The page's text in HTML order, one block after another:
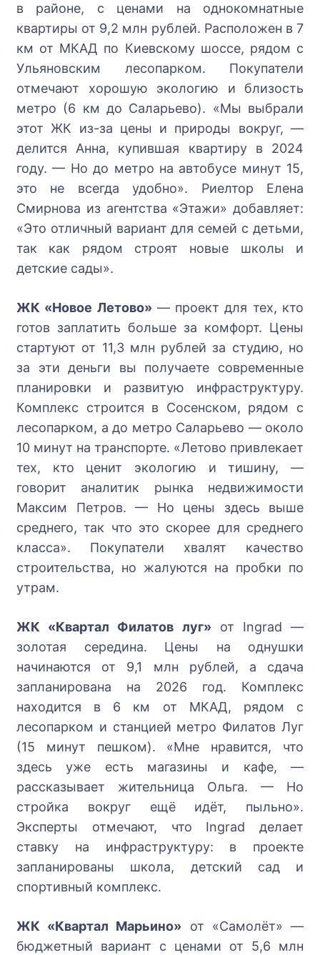
в районе, с ценами на однокомнатные
квартиры от 9,2 млн рублей. Расположен в 7
км от МКАД по Киевскому шоссе, рядом с
Ульяновским лесопарком. Покупатели
отмечают хорошую экологию и близость
метро (6 км до Саларьево). «Мы выбрали
этот ЖК из-за цены и природы вокруг, —
делится Анна, купившая квартиру в 2024
году. — Но до метро на автобусе минут 15,
это не всегда удобно». Риелтор Елена
Смирнова из агентства «Этажи» добавляет:
«Это отличный вариант для семей с детьми,
так как рядом строят новые школы и
детские сады».
ЖК «Новое Летово» — проект для тех, кто
готов заплатить больше за комфорт. Цены
стартуют от 11,3 млн рублей за студию, но
за эти деньги вы получаете современные
планировки и развитую инфраструктуру.
Комплекс строится в Сосенском, рядом с
лесопарком, а до метро Саларьево — около
10 минут на транспорте. «Летово привлекает
тех, кто ценит экологию и тишину, —
говорит аналитик рынка недвижимости
Максим Петров. — Но цены здесь выше
среднего, так что это скорее для среднего
класса». Покупатели хвалят качество
строительства, но жалуются на пробки по
утрам.
ЖК «Квартал Филатов луг» от Ingrad —
золотая середина. Цены на однушки
начинаются от 9,1 млн рублей, а сдача
запланирована на 2026 год. Комплекс
находится в 6 км от МКАД, рядом с
лесопарком и станцией метро Филатов Луг
(15 минут пешком). «Мне нравится, что
здесь уже есть магазины и кафе, —
рассказывает жительница Ольга. — Но
стройка вокруг ещё идёт, пыльно».
Эксперты отмечают, что Ingrad делает
ставку на инфраструктуру: в проекте
запланированы школа, детский сад и
спортивный комплекс.
ЖК «Квартал Марьино» от «Самолёт» —
бюджетный вариант с ценами от 5,6 млн